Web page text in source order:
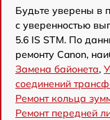
Будьте уверены в
с уверенностью
5.6 IS STM. По
ремонту Canon,
Замена байонета,
соединений
Ремонт кольца
Ремонт передней